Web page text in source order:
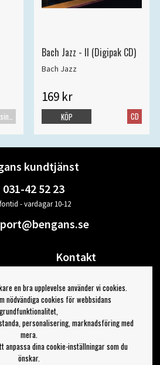
Maxisingel
Bach Jazz - II (Digipak CD)
Bach Jazz
169 kr
CD
KÖP
kundtjänst
031-42 52 23
- vardagar 10-12
Kontakt
Din sida
Logga ut
tips från Bengans
en bra upplevelse använder vi cookies.
nödvändiga cookies för webbsidans
grundfunktionalitet,
personalisering, marknadsföring med
mera.
anpassa dina cookie-inställningar som du
önskar.